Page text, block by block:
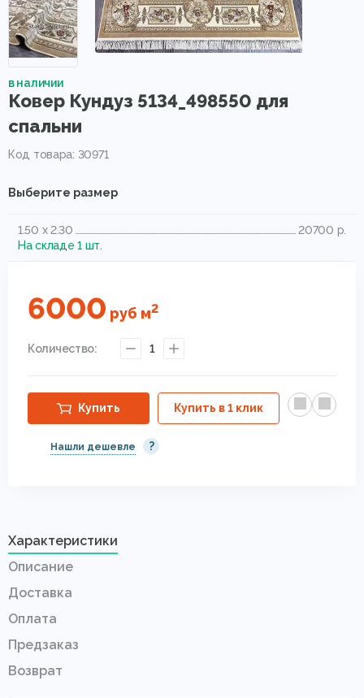
в наличии
Ковер Кундуз 5134_498550 для
спальни
Код товара: 30971
Выберите размер
1.50 x 2.30
20700 р.
На складе 1 шт.
6000 руб м2
Количество: 1
Купить Купить в 1 клик
Нашли дешевле ?
Характеристики
Описание
Доставка
Оплата
Предзаказ
Возврат